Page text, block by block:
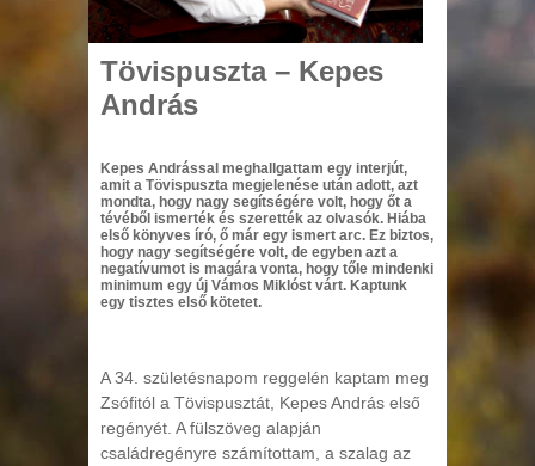
Tövispuszta – Kepes
András
Kepes Andrással meghallgattam egy interjút,
amit a Tövispuszta megjelenése után adott, azt
mondta, hogy nagy segítségére volt, hogy őt a
tévéből ismerték és szerették az olvasók. Hiába
első könyves író, ő már egy ismert arc. Ez biztos,
hogy nagy segítségére volt, de egyben azt a
negatívumot is magára vonta, hogy tőle mindenki
minimum egy új Vámos Miklóst várt. Kaptunk
egy tisztes első kötetet.
A 34. születésnapom reggelén kaptam meg
Zsófitól a Tövispusztát, Kepes András első
regényét. A fülszöveg alapján
családregényre számítottam, a szalag az